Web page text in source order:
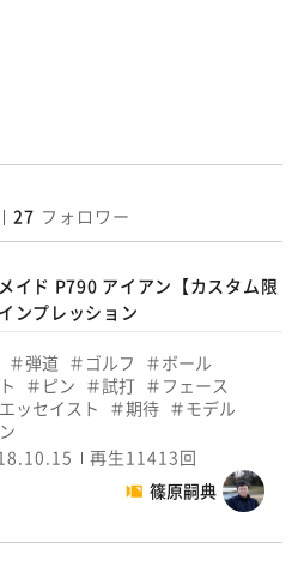
27
イド P790 アイアン【カスタム限
ンプレッション
弾道 ゴルフ
ボール
ピン 試打
フェース
ッセイスト
期待
モデル
再生11413回
篠原嗣典